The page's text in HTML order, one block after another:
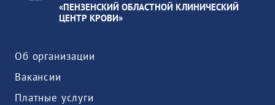
«ПЕНЗЕНСКИЙ ОБЛАСТНОЙ КЛИНИЧЕСКИЙ
ЦЕНТР КРОВИ»
Об организации
Вакансии
Платные услуги